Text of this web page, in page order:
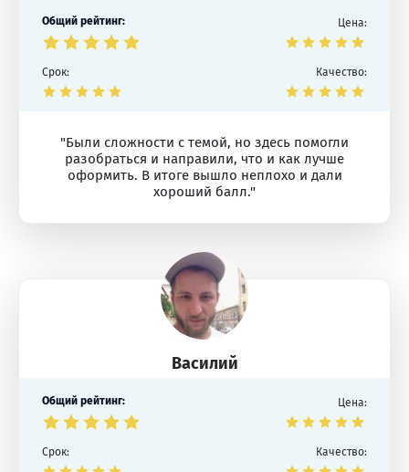
Общий рейтинг: Цена:
Срок: Качество:
"Были сложности с темой, но здесь помогли
разобраться и направили, что и как лучше
оформить. В итоге вышло неплохо и дали
хороший балл."
Василий
Общий рейтинг: Цена:
Срок: Качество: